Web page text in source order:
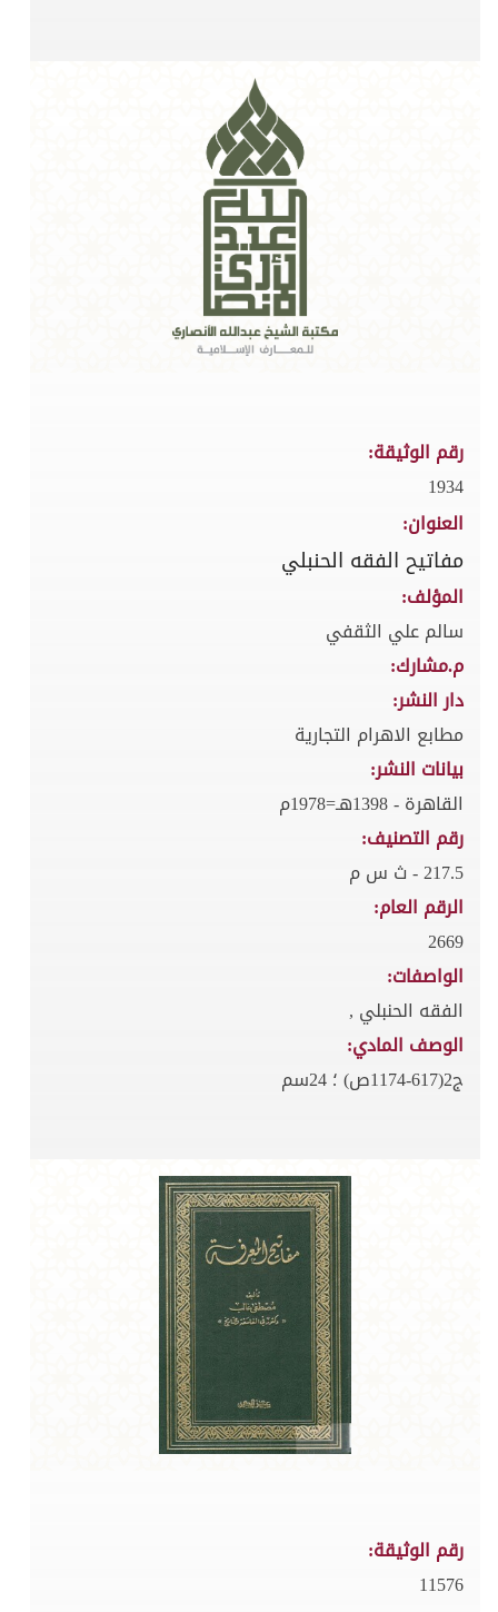
رقم الوثيقة:
1934
العنوان:
مفاتيح الفقه الحنبلي
المؤلف:
سالم علي الثقفي
م.مشارك:
دار النشر:
مطابع الاهرام التجارية
بيانات النشر:
القاهرة - 1398هـ=1978م
رقم التصنيف:
217.5 - ث س م
الرقم العام:
2669
الواصفات:
الفقه الحنبلي ,
الوصف المادي:
ج2(617-1174ص) ؛ 24سم
رقم الوثيقة:
11576